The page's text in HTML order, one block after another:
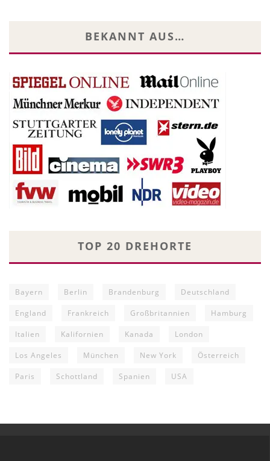
BEKANNT AUS…
TOP 20 DREHORTE
Bayern Berlin Brandenburg Deutschland
England Frankreich Großbritannien Hamburg
Italien Kalifornien Kanada London
Los Angeles München New York Österreich
Paris Schottland Spanien USA